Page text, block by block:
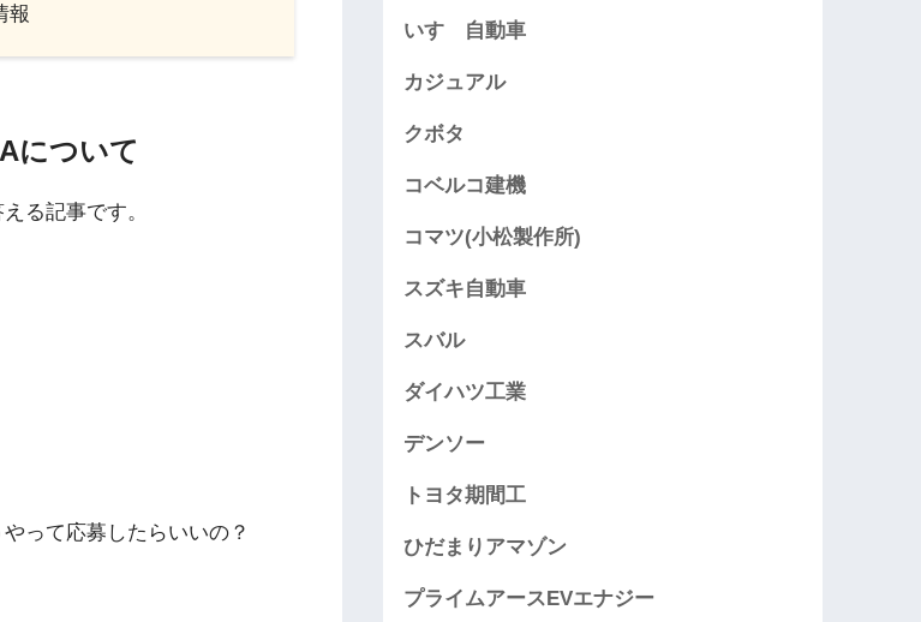
報
について
る記事です。
って応募したらいいの？
いすゞ自動車
カジュアル
クボタ
コベルコ建機
コマツ(小松製作所)
スズキ自動車
スバル
ダイハツ工業
デンソー
トヨタ期間工
ひだまりアマゾン
プライムアースEVエナジー